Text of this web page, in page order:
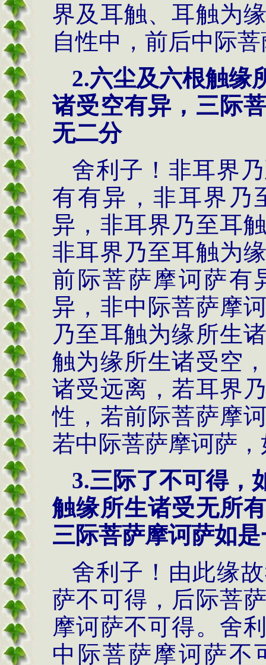
界及耳触、耳触为
自性中，前后中际
2.六尘及六根触缘
诸受空有异，三际
无二分
舍利子！非耳界
有有异，非耳界乃
异，非耳界乃至耳
非耳界乃至耳触为
前际菩萨摩诃萨有
异，非中际菩萨摩
乃至耳触为缘所生
触为缘所生诸受空
诸受远离，若耳界
性，若前际菩萨摩
若中际菩萨摩诃萨
3.三际了不可得，
触缘所生诸受无所
三际菩萨摩诃萨如
舍利子！由此缘
萨不可得，后际菩
摩诃萨不可得。舍
中际菩萨摩诃萨不